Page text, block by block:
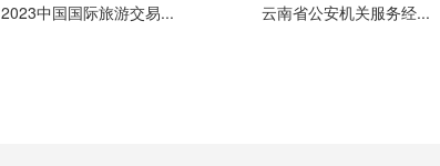
2023中国国际旅游交易... 云南省公安机关服务经...